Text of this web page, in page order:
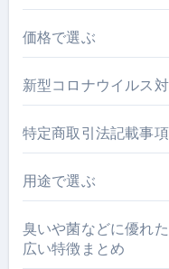
価格で選ぶ
新型コロナウイルス
特定商取引法記載事項
用途で選ぶ
臭いや菌などに優れ
広い特徴まとめ